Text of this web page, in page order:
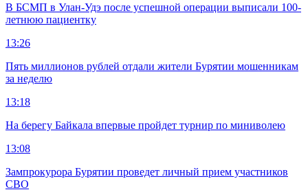
В БСМП в Улан-Удэ после успешной операции выписали 100-
летнюю пациентку
13:26
Пять миллионов рублей отдали жители Бурятии мошенникам
за неделю
13:18
На берегу Байкала впервые пройдет турнир по миниволею
13:08
Зампрокурора Бурятии проведет личный прием участников
СВО